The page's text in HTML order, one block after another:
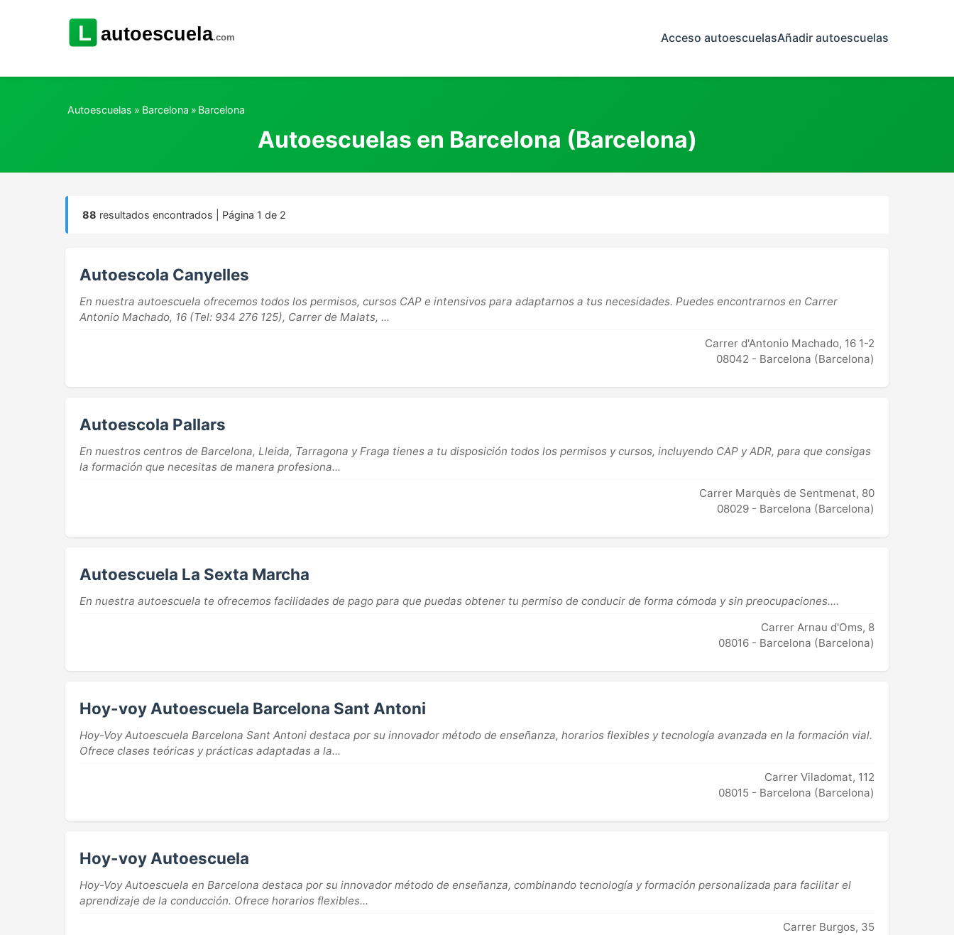
Acceso autoescuelasAñadir autoescuelas
Autoescuelas » Barcelona » Barcelona
Autoescuelas en Barcelona (Barcelona)
88 resultados encontrados | Página 1 de 2
Autoescola Canyelles
En nuestra autoescuela ofrecemos todos los permisos, cursos CAP e intensivos para adaptarnos a tus necesidades. Puedes encontrarnos en Carrer
Antonio Machado, 16 (Tel: 934 276 125), Carrer de Malats, ...
Carrer d'Antonio Machado, 16 1-2
08042 - Barcelona (Barcelona)
Autoescola Pallars
En nuestros centros de Barcelona, Lleida, Tarragona y Fraga tienes a tu disposición todos los permisos y cursos, incluyendo CAP y ADR, para que consigas
la formación que necesitas de manera profesiona...
Carrer Marquès de Sentmenat, 80
08029 - Barcelona (Barcelona)
Autoescuela La Sexta Marcha
En nuestra autoescuela te ofrecemos facilidades de pago para que puedas obtener tu permiso de conducir de forma cómoda y sin preocupaciones....
Carrer Arnau d'Oms, 8
08016 - Barcelona (Barcelona)
Hoy-voy Autoescuela Barcelona Sant Antoni
Hoy-Voy Autoescuela Barcelona Sant Antoni destaca por su innovador método de enseñanza, horarios flexibles y tecnología avanzada en la formación vial.
Ofrece clases teóricas y prácticas adaptadas a la...
Carrer Viladomat, 112
08015 - Barcelona (Barcelona)
Hoy-voy Autoescuela
Hoy-Voy Autoescuela en Barcelona destaca por su innovador método de enseñanza, combinando tecnología y formación personalizada para facilitar el
aprendizaje de la conducción. Ofrece horarios flexibles...
Carrer Burgos, 35